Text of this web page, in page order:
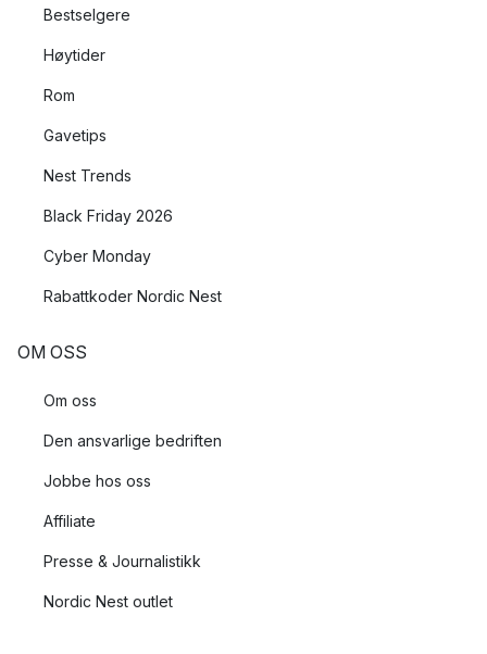
Bestselgere
Høytider
Rom
Gavetips
Nest Trends
Black Friday 2026
Cyber Monday
Rabattkoder Nordic Nest
OM OSS
Om oss
Den ansvarlige bedriften
Jobbe hos oss
Affiliate
Presse & Journalistikk
Nordic Nest outlet